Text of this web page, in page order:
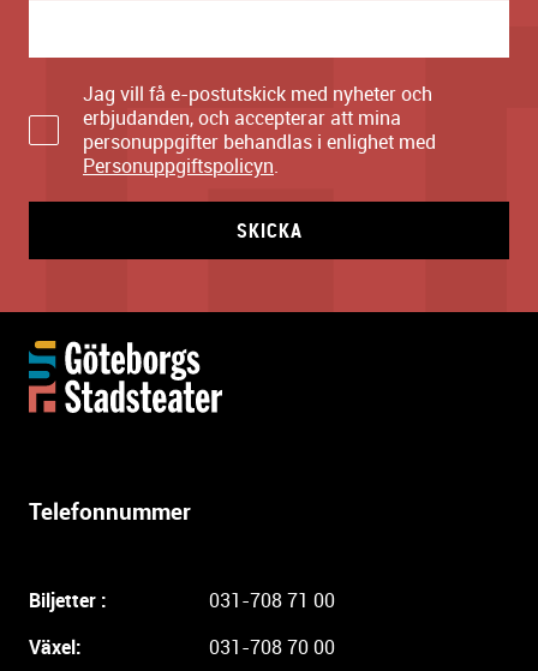
Jag vill få e-postutskick med nyheter och
erbjudanden, och accepterar att mina
personuppgifter behandlas i enlighet med
Personuppgiftspolicyn.
SKICKA
Telefonnummer
Biljetter :
031-708 71 00
Växel:
031-708 70 00